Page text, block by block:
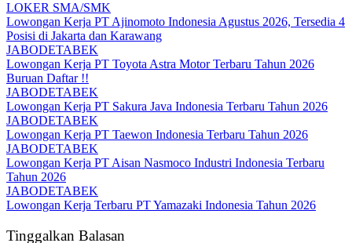
LOKER SMA/SMK
Lowongan Kerja PT Ajinomoto Indonesia Agustus 2026, Tersedia 4
Posisi di Jakarta dan Karawang
JABODETABEK
Lowongan Kerja PT Toyota Astra Motor Terbaru Tahun 2026
Buruan Daftar !!
JABODETABEK
Lowongan Kerja PT Sakura Java Indonesia Terbaru Tahun 2026
JABODETABEK
Lowongan Kerja PT Taewon Indonesia Terbaru Tahun 2026
JABODETABEK
Lowongan Kerja PT Aisan Nasmoco Industri Indonesia Terbaru
Tahun 2026
JABODETABEK
Lowongan Kerja Terbaru PT Yamazaki Indonesia Tahun 2026
Tinggalkan Balasan